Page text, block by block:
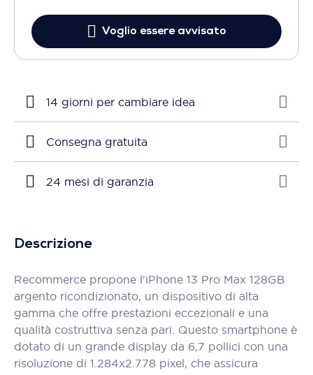
Voglio essere avvisato
14 giorni per cambiare idea
Consegna gratuita
24 mesi di garanzia
Descrizione
Recommerce propone l'iPhone 13 Pro Max 128GB
argento ricondizionato, un dispositivo di alta
gamma che offre prestazioni eccezionali e una
qualità costruttiva senza pari. Questo smartphone è
dotato di un grande display da 6,7 pollici con una
risoluzione di 1.284x2.778 pixel, che assicura